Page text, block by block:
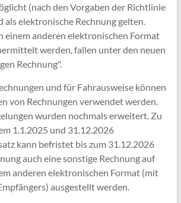
(nach den Vorgaben der Richtlinie
elektronische Rechnung gelten.
einem anderen elektronischen Format
werden, fallen unter den neuen
Rechnung".
und für Fahrausweise können
von Rechnungen verwendet werden.
wurden nochmals erweitert. Zu
1.1.2025 und 31.12.2026
kann befristet bis zum 31.12.2026
auch eine sonstige Rechnung auf
anderen elektronischen Format (mit
ausgestellt werden.